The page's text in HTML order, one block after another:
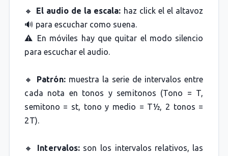
🔸 El audio de la escala: haz click el el altavoz
🔊 para escuchar como suena.
⚠️ En móviles hay que quitar el modo silencio
para escuchar el audio.
🔸 Patrón:muestra la serie de intervalos entre
cada nota en tonos y semitonos (Tono = T,
semitono = st, tono y medio = T½, 2 tonos =
2T).
🔸 Intervalos:son los intervalos relativos, las